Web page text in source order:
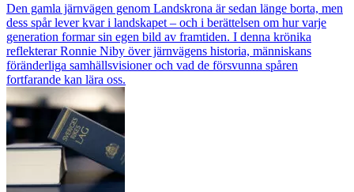
Den gamla järnvägen genom Landskrona är sedan länge borta, men
dess spår lever kvar i landskapet – och i berättelsen om hur varje
generation formar sin egen bild av framtiden. I denna krönika
reflekterar Ronnie Niby över järnvägens historia, människans
föränderliga samhällsvisioner och vad de försvunna spåren
fortfarande kan lära oss.